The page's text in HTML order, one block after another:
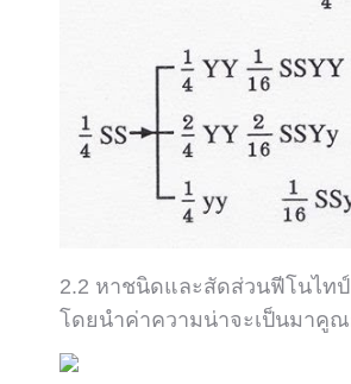
2.2 หาชนิดและสัดส่วนฟีโนไทป์
โดยนำค่าความน่าจะเป็นมาคู